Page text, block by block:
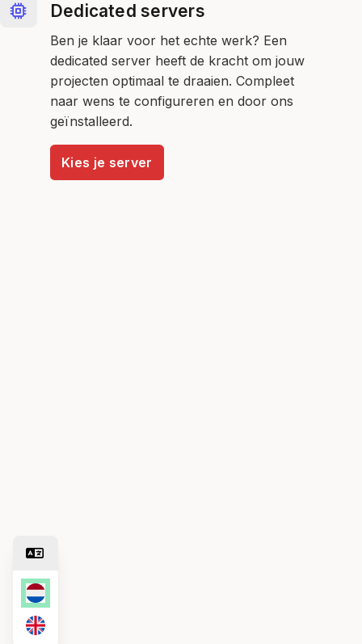
Dedicated servers
Ben je klaar voor het echte werk? Een
dedicated server heeft de kracht om jouw
projecten optimaal te draaien. Compleet
naar wens te configureren en door ons
geïnstalleerd.
Kies je server